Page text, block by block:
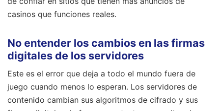
casinos que funciones reales.
No entender los cambios en las firmas
digitales de los servidores
Este es el error que deja a todo el mundo fuera de
juego cuando menos lo esperan. Los servidores de
contenido cambian sus algoritmos de cifrado y sus